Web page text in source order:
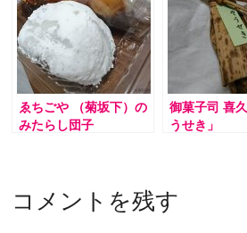
ゑちごや （菊坂下）の
みたらし団子
御菓子司 喜
うせき」
コメントを残す